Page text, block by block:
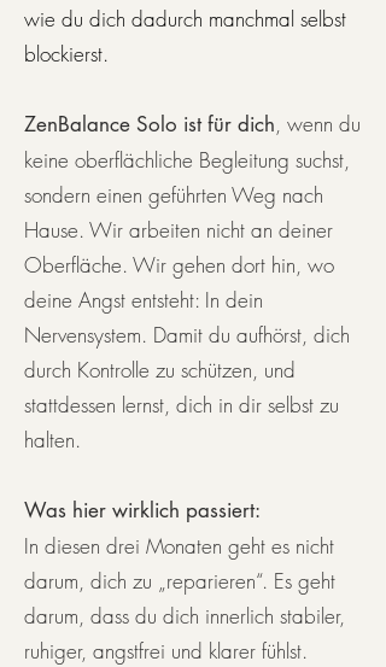
wie du dich dadurch manchmal selbst
blockierst.
ZenBalance Solo ist für dich, wenn du
keine oberflächliche Begleitung suchst,
sondern einen geführten Weg nach
Hause. Wir arbeiten nicht an deiner
Oberfläche. Wir gehen dort hin, wo
deine Angst entsteht: In dein
Nervensystem. Damit du aufhörst, dich
durch Kontrolle zu schützen, und
stattdessen lernst, dich in dir selbst zu
halten.
Was hier wirklich passiert:
In diesen drei Monaten geht es nicht
darum, dich zu „reparieren“. Es geht
darum, dass du dich innerlich stabiler,
ruhiger, angstfrei und klarer fühlst.